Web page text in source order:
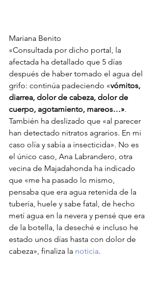
Mariana Benito
«Consultada por dicho portal, la
afectada ha detallado que 5 días
después de haber tomado el agua del
grifo: continúa padeciendo «vómitos,
diarrea, dolor de cabeza, dolor de
cuerpo, agotamiento, mareos…».
También ha deslizado que «al parecer
han detectado nitratos agrarios. En mi
caso olía y sabía a insecticida». No es
el único caso, Ana Labrandero, otra
vecina de Majadahonda ha indicado
que «me ha pasado lo mismo,
pensaba que era agua retenida de la
tubería, huele y sabe fatal, de hecho
metí agua en la nevera y pensé que era
de la botella, la deseché e incluso he
estado unos días hasta con dolor de
cabeza», finaliza la noticia.